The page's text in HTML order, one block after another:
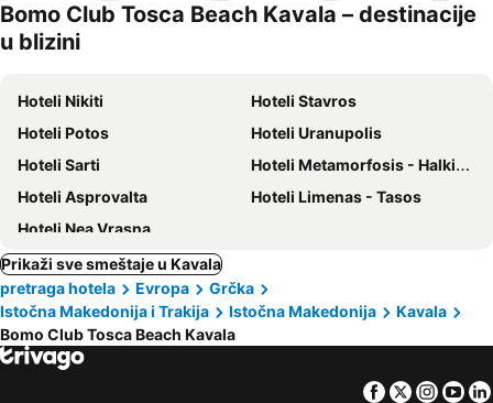
kućni
Bomo Club Tosca Beach Kavala – destinacije
u blizini
Hoteli Nikiti
Hoteli Stavros
Hoteli Potos
Hoteli Uranupolis
Hoteli Sarti
Hoteli Metamorfosis - Halkidiki
Hoteli Asprovalta
Hoteli Limenas - Tasos
Hoteli Nea Vrasna
Prikaži sve smeštaje u Kavala
pretraga hotela
Evropa
Grčka
Istočna Makedonija i Trakija
Istočna Makedonija
Kavala
Bomo Club Tosca Beach Kavala
Facebook
Twitter